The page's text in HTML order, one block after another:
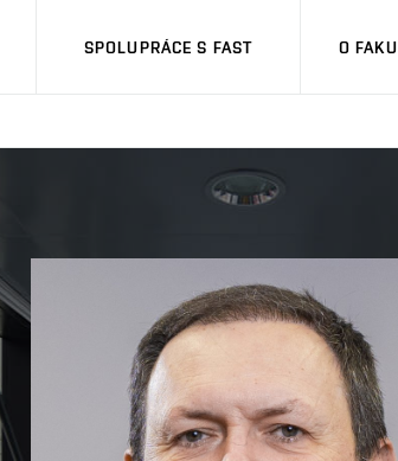
SPOLUPRÁCE S FAST O